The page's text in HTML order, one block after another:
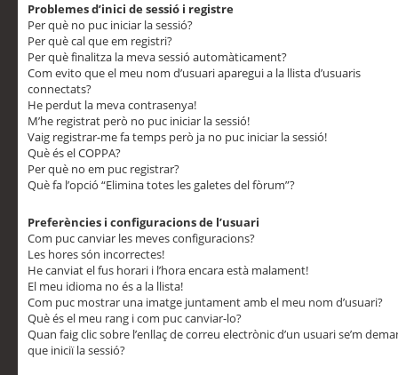
Problemes d’inici de sessió i registre
Per què no puc iniciar la sessió?
Per què cal que em registri?
Per què finalitza la meva sessió automàticament?
Com evito que el meu nom d’usuari aparegui a la llista d’usuaris
connectats?
He perdut la meva contrasenya!
M’he registrat però no puc iniciar la sessió!
Vaig registrar-me fa temps però ja no puc iniciar la sessió!
Què és el COPPA?
Per què no em puc registrar?
Què fa l’opció “Elimina totes les galetes del fòrum”?
Preferències i configuracions de l’usuari
Com puc canviar les meves configuracions?
Les hores són incorrectes!
He canviat el fus horari i l’hora encara està malament!
El meu idioma no és a la llista!
Com puc mostrar una imatge juntament amb el meu nom d’usuari?
Què és el meu rang i com puc canviar-lo?
Quan faig clic sobre l’enllaç de correu electrònic d’un usuari se’m
que iniciï la sessió?